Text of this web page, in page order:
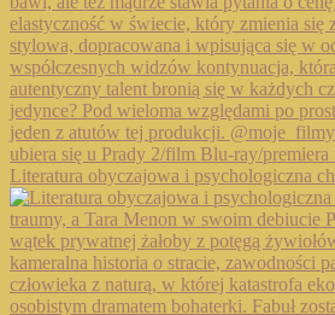
Literatura obyczajowa i psychologiczna